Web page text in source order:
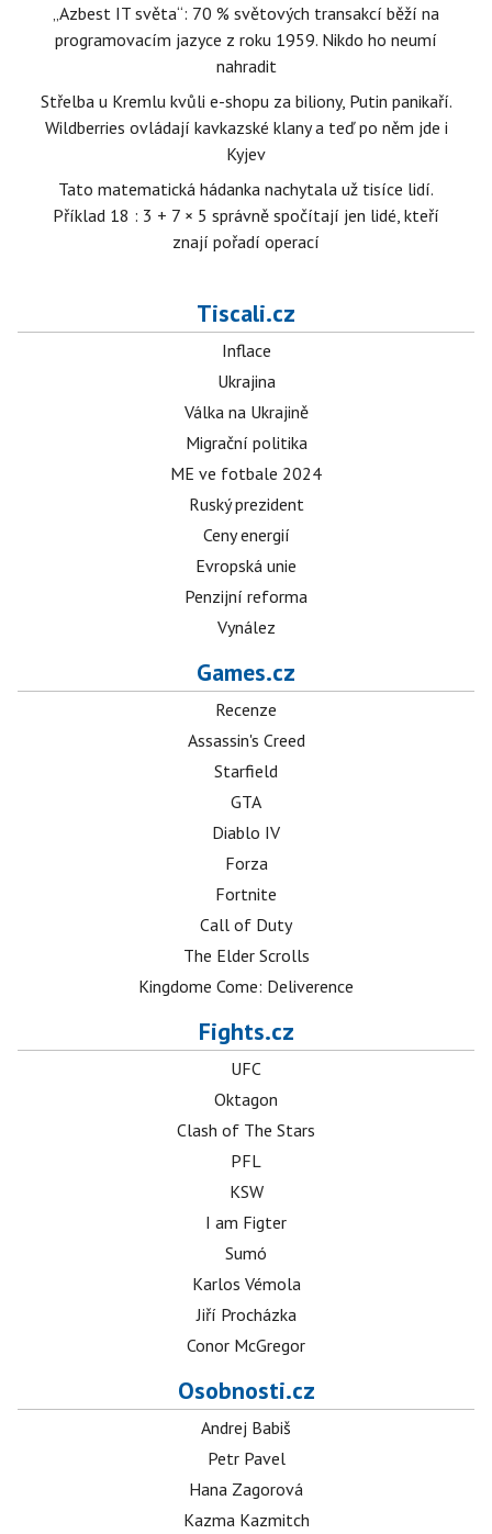
„Azbest IT světa“: 70 % světových transakcí běží na
programovacím jazyce z roku 1959. Nikdo ho neumí
nahradit
Střelba u Kremlu kvůli e-shopu za biliony, Putin panikaří.
Wildberries ovládají kavkazské klany a teď po něm jde i
Kyjev
Tato matematická hádanka nachytala už tisíce lidí.
Příklad 18 : 3 + 7 × 5 správně spočítají jen lidé, kteří
znají pořadí operací
Tiscali.cz
Inflace
Ukrajina
Válka na Ukrajině
Migrační politika
ME ve fotbale 2024
Ruský prezident
Ceny energií
Evropská unie
Penzijní reforma
Vynález
Games.cz
Recenze
Assassin's Creed
Starfield
GTA
Diablo IV
Forza
Fortnite
Call of Duty
The Elder Scrolls
Kingdome Come: Deliverence
Fights.cz
UFC
Oktagon
Clash of The Stars
PFL
KSW
I am Figter
Sumó
Karlos Vémola
Jiří Procházka
Conor McGregor
Osobnosti.cz
Andrej Babiš
Petr Pavel
Hana Zagorová
Kazma Kazmitch